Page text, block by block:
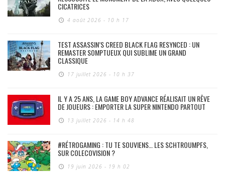
CICATRICES
4 août 2026 - 10 h 17
TEST ASSASSIN’S CREED BLACK FLAG RESYNCED : UN
REMASTER SOMPTUEUX QUI SUBLIME UN GRAND
CLASSIQUE
17 juillet 2026 - 10 h 37
IL Y A 25 ANS, LA GAME BOY ADVANCE RÉALISAIT UN RÊVE
DE JOUEURS : EMPORTER LA SUPER NINTENDO PARTOUT
13 juillet 2026 - 14 h 48
#RÉTROGAMING : TU TE SOUVIENS… LES SCHTROUMPFS,
SUR COLECOVISION ?
19 juin 2026 - 19 h 02